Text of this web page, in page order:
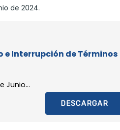
de 2024.
e Interrupción de Términos
Junio...
DESCARGAR